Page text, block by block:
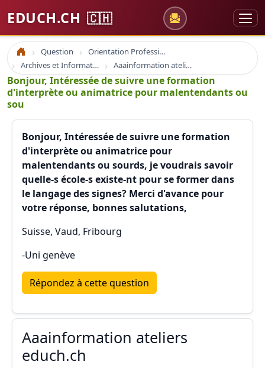
EDUCH.CH 🇨🇭
Accueil Question
Orientation Professionnelle
Archives et Informations Educh.ch
Aaainformation ateliers educh.ch
Bonjour, Intéressée de suivre une formation
d'interprète ou animatrice pour malentendants ou
sou
Bonjour, Intéressée de suivre une formation
d'interprète ou animatrice pour
malentendants ou sourds, je voudrais savoir
quelle-s école-s existe-nt pour se former dans
le langage des signes? Merci d'avance pour
votre réponse, bonnes salutations,
Suisse, Vaud, Fribourg
-Uni genève
Répondez à cette question
Aaainformation ateliers
educh.ch